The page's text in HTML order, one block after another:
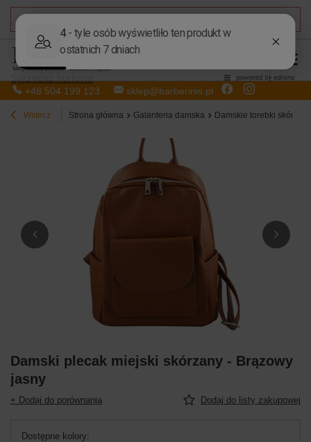
+48 504 199 123 sklep@barberinis.pl
Wstecz Strona główna Galanteria damska Damskie torebki
Damski plecak miejski skórzany - Brązowy
jasny
+ Dodaj do porównania Dodaj do listy zakupowej
Dostępne kolory